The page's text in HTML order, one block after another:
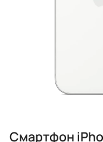
Смартфон